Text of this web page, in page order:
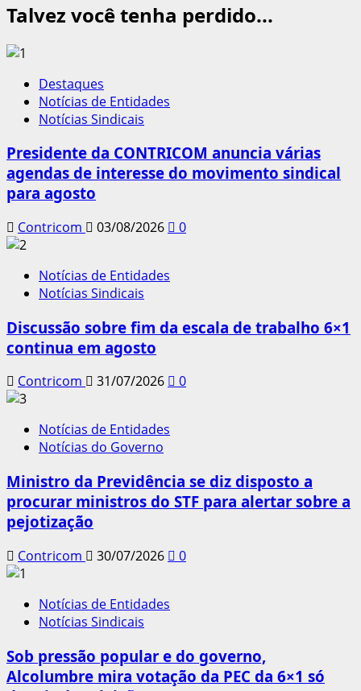
Talvez você tenha perdido...
Destaques
Notícias de Entidades
Notícias Sindicais
Presidente da CONTRICOM anuncia várias
agendas de interesse do movimento sindical
para agosto
Contricom 03/08/2026 0
Notícias de Entidades
Notícias Sindicais
Discussão sobre fim da escala de trabalho 6×1
continua em agosto
Contricom 31/07/2026 0
Notícias de Entidades
Notícias do Governo
Ministro da Previdência se diz disposto a
procurar ministros do STF para alertar sobre a
pejotização
Contricom 30/07/2026 0
Notícias de Entidades
Notícias Sindicais
Sob pressão popular e do governo,
Alcolumbre mira votação da PEC da 6×1 só